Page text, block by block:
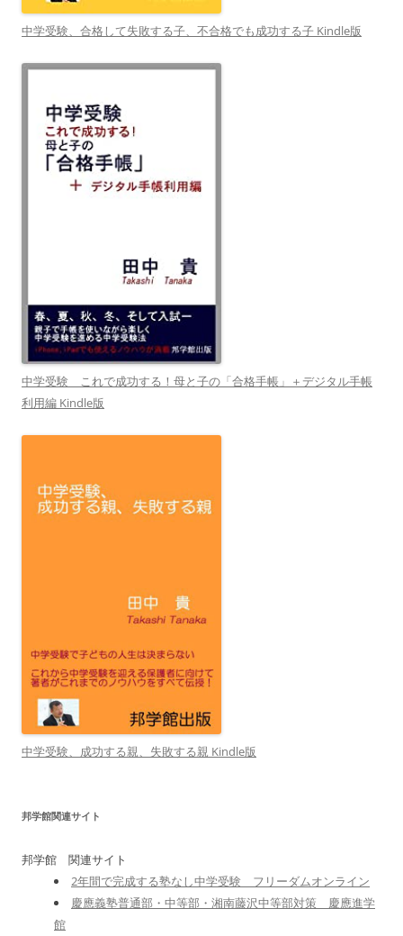
中学受験、合格して失敗する子、不合格でも成功する子 Kindle版
中学受験 これで成功する！母と子の「合格手帳」＋デジタル手帳
利用編 Kindle版
中学受験、成功する親、失敗する親 Kindle版
邦学館関連サイト
邦学館 関連サイト
2年間で完成する塾なし中学受験 フリーダムオンライン
慶應義塾普通部・中等部・湘南藤沢中等部対策 慶應進学
館